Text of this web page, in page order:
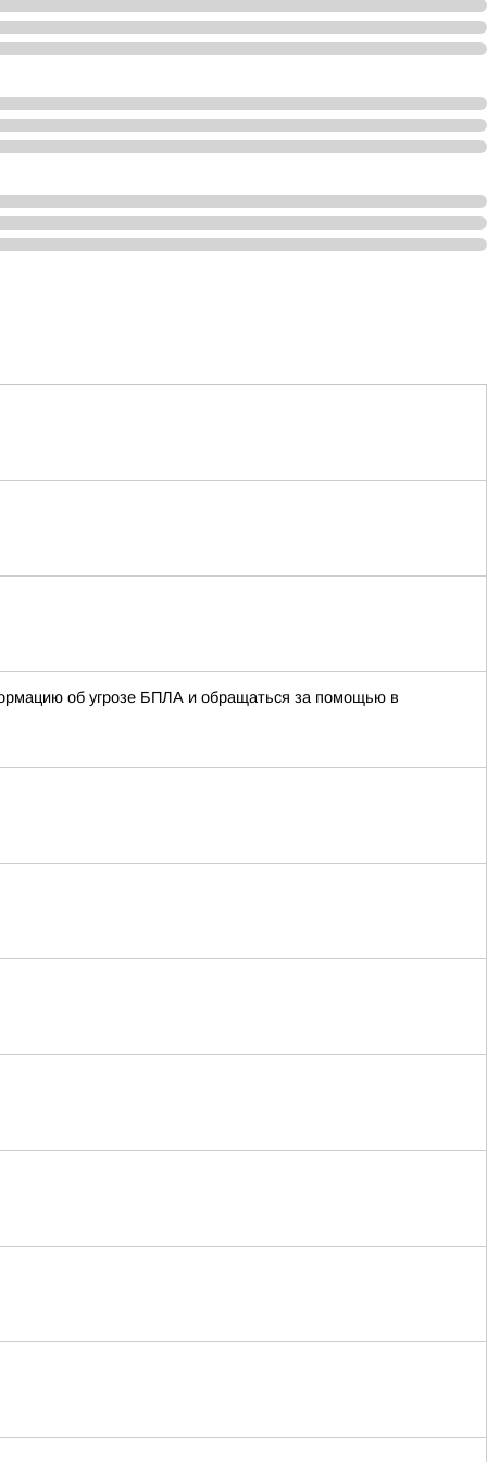
об угрозе БПЛА и обращаться за помощью в